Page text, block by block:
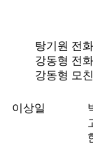
탕기원 전화:
강동형 전화:
강동형 모친
이상일